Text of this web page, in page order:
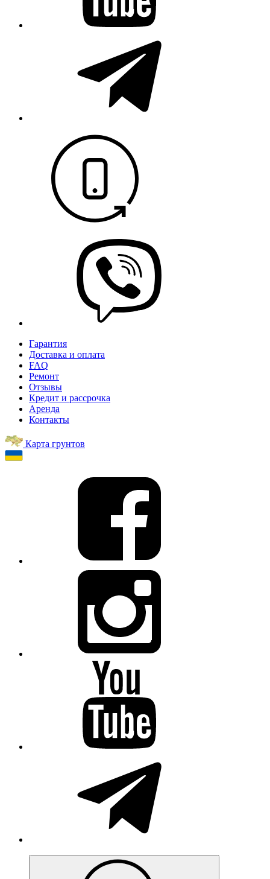
Гарантия
Доставка и оплата
FAQ
Ремонт
Отзывы
Кредит и рассрочка
Аренда
Контакты
Карта грунтов